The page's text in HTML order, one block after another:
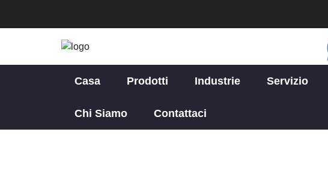
Casa Prodotti Industrie Servizio
Chi Siamo Contattaci